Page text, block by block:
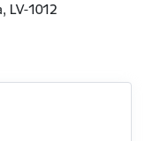
LV-1012